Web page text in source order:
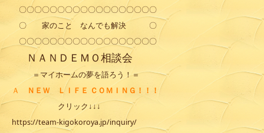
〇〇〇〇〇〇〇〇〇〇〇〇〇〇〇〇〇〇
〇 家のこと なんでも解決 〇
〇〇〇〇〇〇〇〇〇〇〇〇〇〇〇〇〇〇
ＮＡＮＤＥＭＯ相談会
＝マイホームの夢を語ろう！＝
Ａ
ＮＥＷ ＬＩＦＥ ＣＯＭＩＮＧ！！！
クリック↓↓↓
https://team-kigokoroya.jp/inquiry/